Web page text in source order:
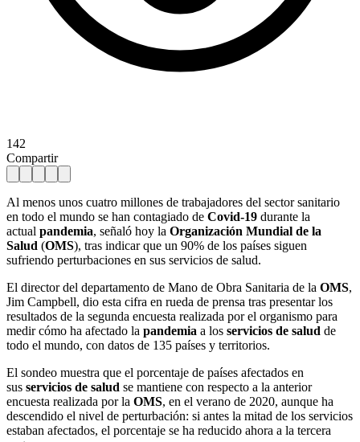
142
Compartir
Al menos unos cuatro millones de trabajadores del sector sanitario
en todo el mundo se han contagiado de Covid-19 durante la
actual pandemia, señaló hoy la Organización Mundial de la
Salud (OMS), tras indicar que un 90% de los países siguen
sufriendo perturbaciones en sus servicios de salud.
El director del departamento de Mano de Obra Sanitaria de la OMS,
Jim Campbell, dio esta cifra en rueda de prensa tras presentar los
resultados de la segunda encuesta realizada por el organismo para
medir cómo ha afectado la pandemia a los servicios de salud de
todo el mundo, con datos de 135 países y territorios.
El sondeo muestra que el porcentaje de países afectados en
sus servicios de salud se mantiene con respecto a la anterior
encuesta realizada por la OMS, en el verano de 2020, aunque ha
descendido el nivel de perturbación: si antes la mitad de los servicios
estaban afectados, el porcentaje se ha reducido ahora a la tercera